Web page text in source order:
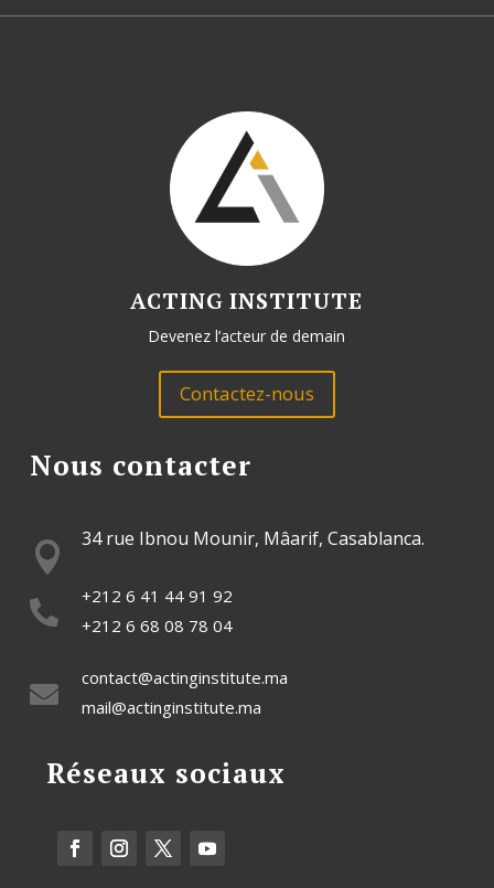
Ce
ACTING INSTITUTE
Devenez l’acteur de demain
Contactez-nous
Nous contacter

34 rue Ibnou Mounir, Mâarif, Casablanca.

+212 6 41 44 91 92
+212 6 68 08 78 04

contact@actinginstitute.ma
mail@actinginstitute.ma
Réseaux sociaux